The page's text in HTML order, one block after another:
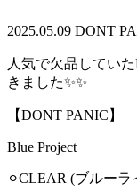
2025.05.09 DONT
人気で欠品してい
きました✨✨
【DONT PANIC】
Blue Project
⚪︎CLEAR (ブルー